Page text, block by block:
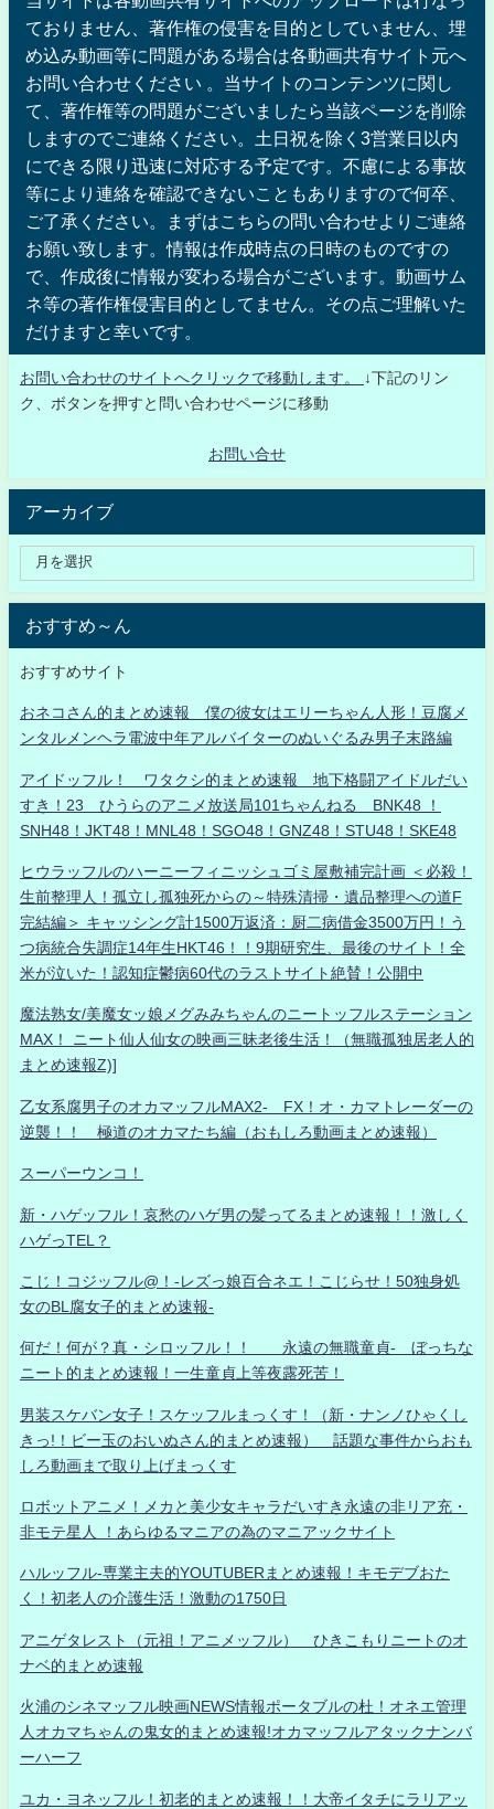
ておりません、著作権の侵害を目的としていません、埋
め込み動画等に問題がある場合は各動画共有サイト元へ
お問い合わせください 。当サイトのコンテンツに関し
て、著作権等の問題がございましたら当該ページを削除
しますのでご連絡ください。土日祝を除く3営業日以内
にできる限り迅速に対応する予定です。不慮による事故
等により連絡を確認できないこともありますので何卒、
ご了承ください。まずはこちらの問い合わせよりご連絡
お願い致します。情報は作成時点の日時のものですの
で、作成後に情報が変わる場合がございます。動画サム
ネ等の著作権侵害目的としてません。その点ご理解いた
だけますと幸いです。
お問い合わせのサイトへクリックで移動します。
↓下記のリン
ク、ボタンを押すと問い合わせページに移動
お問い合せ
アーカイブ
おすすめ～ん
おすすめサイト
おネコさん的まとめ速報 僕の彼女はエリーちゃん人形！豆腐メ
ンタルメンヘラ電波中年アルバイターのぬいぐるみ男子末路編
アイドッフル！ ワタクシ的まとめ速報 地下格闘アイドルだい
すき！23 ひうらのアニメ放送局101ちゃんねる BNK48 ！
SNH48！JKT48！MNL48！SGO48！GNZ48！STU48！SKE48
ヒウラッフルのハーニーフィニッシュゴミ屋敷補完計画 ＜必殺！
生前整理人！孤立し孤独死からの～特殊清掃・遺品整理への道F
完結編＞ キャッシング計1500万返済：厨二病借金3500万円！う
つ病統合失調症14年生HKT46！！9期研究生、最後のサイト！全
米が泣いた！認知症鬱病60代のラストサイト絶賛！公開中
魔法熟女/美魔女ッ娘メグみみちゃんのニートッフルステーション
MAX！ ニート仙人仙女の映画三昧老後生活！（無職孤独居老人的
まとめ速報Z)]
乙女系腐男子のオカマッフルMAX2- FX！オ・カマトレーダーの
逆襲！！ 極道のオカマたち編（おもしろ動画まとめ速報）
スーパーウンコ！
新・ハゲッフル！哀愁のハゲ男の髪ってるまとめ速報！！激しく
ハゲっTEL？
こじ！コジッフル@！-レズっ娘百合ネエ！こじらせ！50独身処
女のBL腐女子的まとめ速報-
何だ！何が？真・シロッフル！！ 永遠の無職童貞- ぼっちな
ニート的まとめ速報！一生童貞上等夜露死苦！
男装スケバン女子！スケッフルまっくす！（新・ナンノひゃくし
きっ!！ビー玉のおいぬさん的まとめ速報） 話題な事件からおも
しろ動画まで取り上げまっくす
ロボットアニメ！メカと美少女キャラだいすき永遠の非リア充・
非モテ星人 ！あらゆるマニアの為のマニアックサイト
ハルッフル-専業主夫的YOUTUBERまとめ速報！キモデブおた
く！初老人の介護生活！激動の1750日
アニゲタレスト（元祖！アニメッフル） ひきこもりニートのオ
ナベ的まとめ速報
火浦のシネマッフル映画NEWS情報ポータブルの杜！オネエ管理
人オカマちゃんの鬼女的まとめ速報!オカマッフルアタックナンバ
ーハーフ
ユカ・ヨネッフル！初老的まとめ速報！！大帝イタチにラリアッ